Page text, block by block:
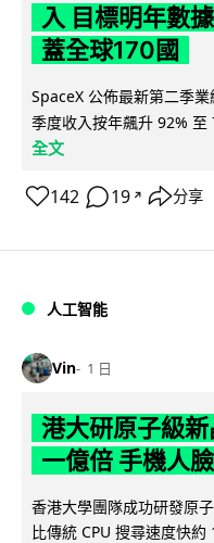
入 目標明年數
蓋全球170國
SpaceX 公佈最新第二季
季度收入按年飆升 92%
全文
142 19 ↗ 分享
人工智能
Vin 1 日
港大研原子級
一億倍 手機人
香港大學團隊成功研發原
比傳統 CPU 搜尋速度快